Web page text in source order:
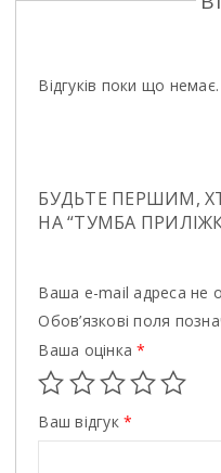
Відгуків поки що немає.
БУДЬТЕ ПЕРШИМ,
НА “ТУМБА
Ваша e-mail адреса не
Обов’язкові поля
Ваша оцінка*
Ваш відгук*